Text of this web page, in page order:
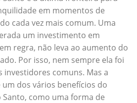
em momentos de
cada vez mais comum. Uma
um investimento em
regra, não leva ao aumento do
Por isso, nem sempre ela foi
investidores comuns. Mas a
dos vários benefícios do
Santo, como uma forma de